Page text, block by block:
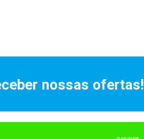
nossas ofertas!